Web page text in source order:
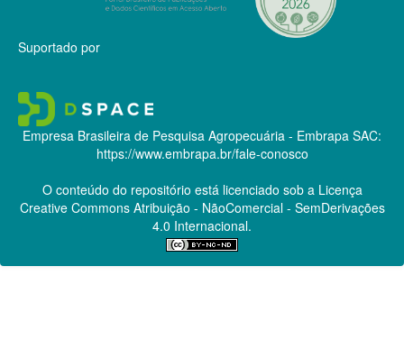
Suportado por
Empresa Brasileira de Pesquisa Agropecuária - Embrapa SAC:
https://www.embrapa.br/fale-conosco
O conteúdo do repositório está licenciado sob a Licença
Creative CommonsAtribuição - NãoComercial - SemDerivações
4.0 Internacional.